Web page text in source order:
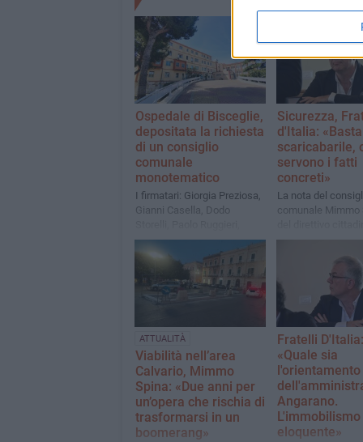
Ospedale di Bisceglie,
depositata la richiesta
di un consiglio
comunale
monotematico
I firmatari: Giorgia Preziosa,
Gianni Casella, Dodo
Francesco Spina e Mimmo
Spina
Sicurezza,
d'Italia: «Basta
scaricabarile,
servono i fatti
concreti»
La nota del
comunale Mimmo
partito
ATTUALITÀ
Viabilità nell’area
Calvario, Mimmo
Spina: «Due anni per
un’opera che rischia di
trasformarsi in un
boomerang»
Fratelli D'Italia:
«Quale sia
l'orientamento
Angarano.
L'immobilismo
eloquente»